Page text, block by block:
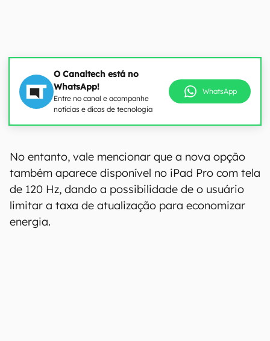
O Canaltech está no
WhatsApp!
Entre no canal e acompanhe
notícias e dicas de tecnologia
WhatsApp